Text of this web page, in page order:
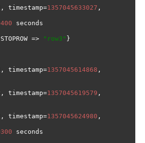
, timestamp=1357045633027 ,
seconds
STOPROW => "row3" }
, timestamp=1357045614868 ,
, timestamp=1357045619579 ,
, timestamp=1357045624980 ,
seconds